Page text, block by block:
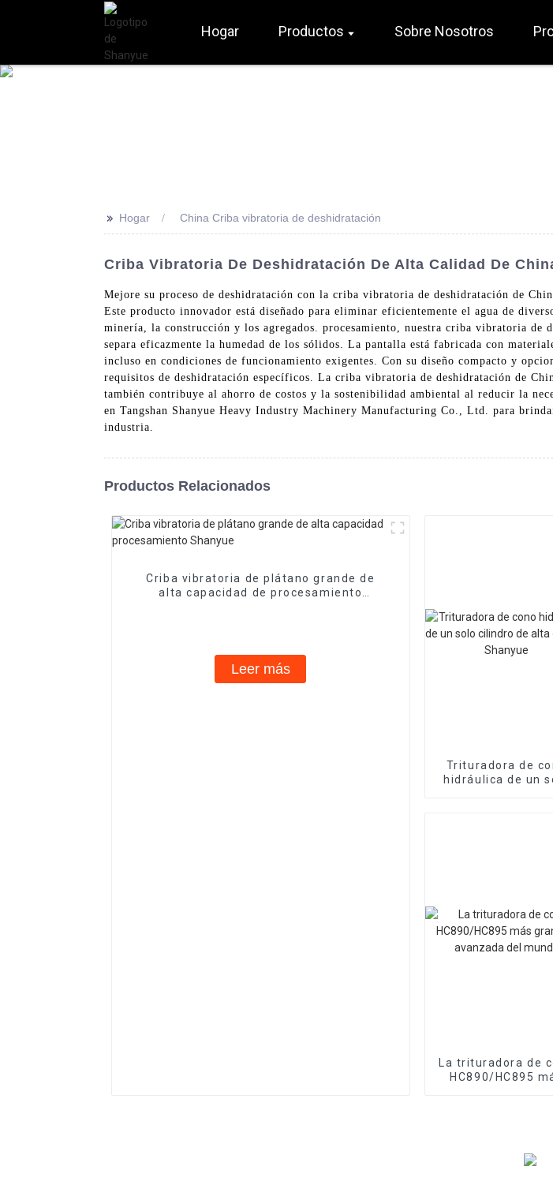
Hogar Productos Sobre Nosotros
>> Hogar China Criba vibratoria de deshidratación
Criba Vibratoria De Deshidratación De Alta Calidad De
Mejore su proceso de deshidratación con la criba vibratoria de deshidratación de
Este producto innovador está diseñado para eliminar eficientemente el agua de
minería, la construcción y los agregados. procesamiento, nuestra criba vibratoria de
separa eficazmente la humedad de los sólidos. La pantalla está fabricada con
incluso en condiciones de funcionamiento exigentes. Con su diseño compacto y
requisitos de deshidratación específicos. La criba vibratoria de deshidratación de
también contribuye al ahorro de costos y la sostenibilidad ambiental al reducir la
en Tangshan Shanyue Heavy Industry Machinery Manufacturing Co., Ltd. para
industria.
Productos Relacionados
Criba vibratoria de plátano grande de
alta capacidad de procesamiento
Leer más
Trituradora de
hidráulica de un
La trituradora de
HC890/HC895